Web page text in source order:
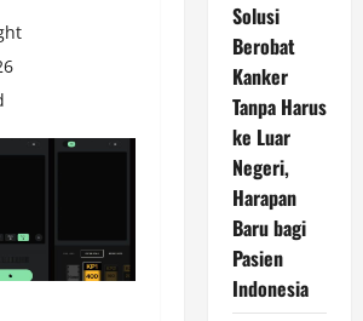
Solusi
Berobat
Kanker
Tanpa Harus
ke Luar
Negeri,
Harapan
Baru bagi
Pasien
Indonesia